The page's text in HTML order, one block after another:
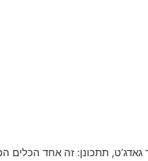
תתכונן: זה אחד הכלים